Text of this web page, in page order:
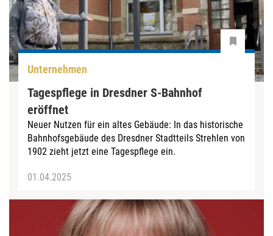
Unternehmen
Tagespflege in Dresdner S-Bahnhof
eröffnet
Neuer Nutzen für ein altes Gebäude: In das historische
Bahnhofsgebäude des Dresdner Stadtteils Strehlen von
1902 zieht jetzt eine Tagespflege ein.
01.04.2025